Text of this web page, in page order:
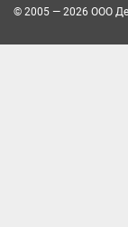
© 2005 — 2026 ООО